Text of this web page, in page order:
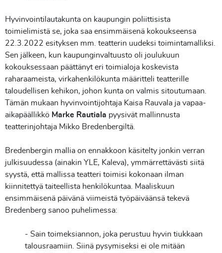
Hyvinvointilautakunta on kaupungin poliittisista
toimielimistä se, joka saa ensimmäisenä kokoukseensa
22.3.2022 esityksen mm. teatterin uudeksi toimintamalliksi.
Sen jälkeen, kun kaupunginvaltuusto oli joulukuun
kokouksessaan päättänyt eri toimialoja koskevista
raharaameista, virkahenkilökunta määritteli teatterille
taloudellisen kehikon, johon kunta on valmis sitoutumaan.
Tämän mukaan hyvinvointijohtaja Kaisa Rauvala ja vapaa-
aikapäällikkö Marke Rautiala pyysivät mallinnusta
teatterinjohtaja Mikko Bredenbergiltä.
Bredenbergin mallia on ennakkoon käsitelty jonkin verran
julkisuudessa (ainakin YLE, Kaleva), ymmärrettävästi siitä
syystä, että mallissa teatteri toimisi kokonaan ilman
kiinnitettyä taiteellista henkilökuntaa. Maaliskuun
ensimmäisenä päivänä viimeistä työpäiväänsä tekevä
Bredenberg sanoo puhelimessa:
- Sain toimeksiannon, joka perustuu hyvin tiukkaan
talousraamiin. Siinä pysymiseksi ei ole mitään